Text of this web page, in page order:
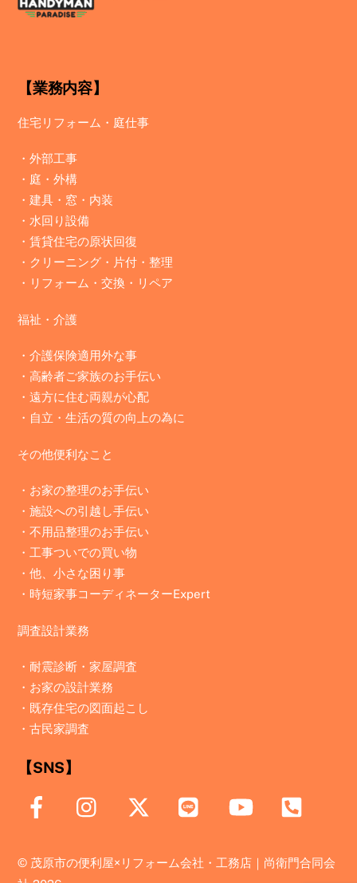
【業務内容】
住宅リフォーム・庭仕事
・外部工事
・ 庭・外構
・建具・窓・内装
・ 水回り設備
・賃貸住宅の原状回復
・ クリーニング・片付・整理
・ リフォーム・交換・リペア
福祉・介護
・介護保険適用外な事
・高齢者ご家族のお手伝い
・遠方に住む両親が心配
・自立・生活の質の向上の為に
その他便利なこと
・お家の整理のお手伝い
・施設への引越し手伝い
・不用品整理のお手伝い
・工事ついでの買い物
・他、小さな困り事
・時短家事コーディネーターExpert
調査設計業務
・耐震診断・家屋調査
・ お家の設計業務
・ 既存住宅の図面起こし
・古民家調査
【SNS】
© 茂原市の便利屋×リフォーム会社・工務店｜尚衛門合同会